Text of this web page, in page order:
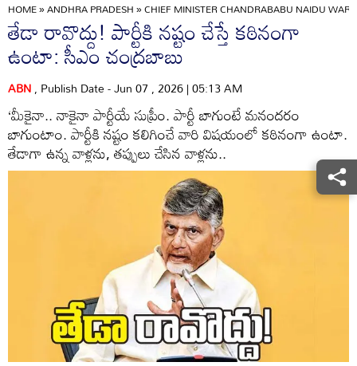
HOME»ANDHRA PRADESH»CHIEF MINISTER CHANDRABABU NAIDU
తేడా రావొద్దు! పార్టీకి నష్టం చేస్తే కఠినంగా
ఉంటా: సీఎం చంద్రబాబు
ABN, Publish Date - Jun 07 , 2026 | 05:13 AM
‘మీకైనా.. నాకైనా పార్టీయే సుప్రీం. పార్టీ బాగుంటే మనందరం
బాగుంటాం. పార్టీకి నష్టం కలిగించే వారి విషయంలో కఠినంగా ఉంటా.
తేడాగా ఉన్న వాళ్లను, తప్పులు చేసిన వాళ్లను..